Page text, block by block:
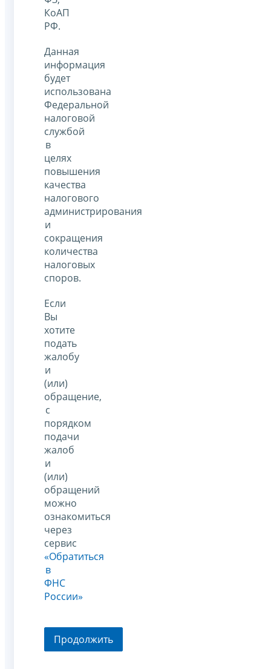
КоАП
РФ.
Данная
информация
будет
использована
Федеральной
налоговой
службой
в
целях
повышения
качества
налогового
администрирования
и
сокращения
количества
налоговых
споров.
Если
Вы
хотите
подать
жалобу
и
(или)
обращение,
с
порядком
подачи
жалоб
и
(или)
обращений
можно
ознакомиться
через
сервис
«Обратиться
в
ФНС
России»
Продолжить